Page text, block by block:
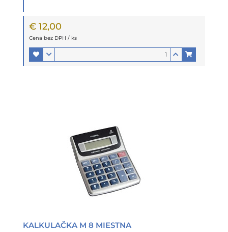
€ 12,00
Cena bez DPH / ks
KALKULAČKA M 8 MIESTNA